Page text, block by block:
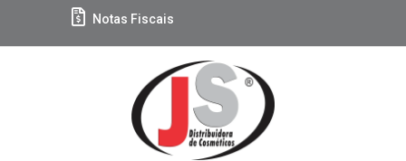
Notas Fiscais